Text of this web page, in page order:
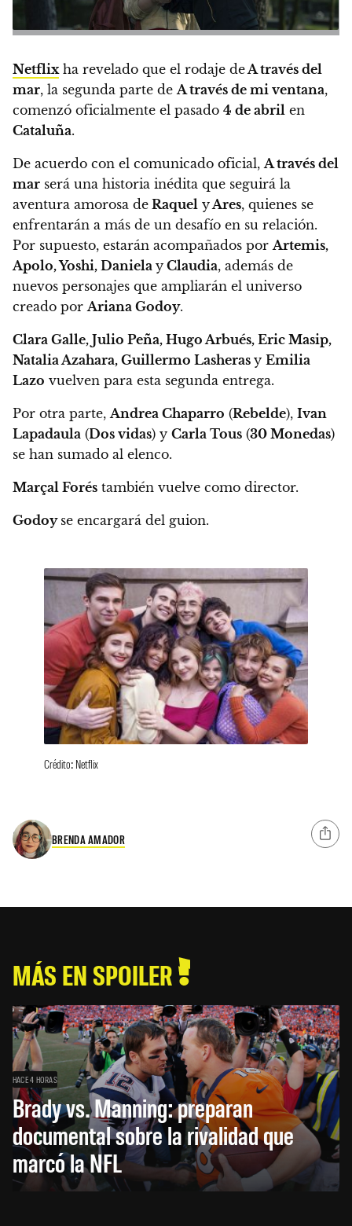
Netflix ha revelado que el rodaje de A través del
mar, la segunda parte de A través de mi ventana,
comenzó oficialmente el pasado 4 de abril en
Cataluña.
De acuerdo con el comunicado oficial, A través del
mar será una historia inédita que seguirá la
aventura amorosa de Raquel y Ares, quienes se
enfrentarán a más de un desafío en su relación.
Por supuesto, estarán acompañados por Artemis,
Apolo, Yoshi, Daniela y Claudia, además de
nuevos personajes que ampliarán el universo
creado por Ariana Godoy.
Clara Galle, Julio Peña, Hugo Arbués, Eric Masip,
Natalia Azahara, Guillermo Lasheras y Emilia
Lazo vuelven para esta segunda entrega.
Por otra parte, Andrea Chaparro (Rebelde), Ivan
Lapadaula (Dos vidas) y Carla Tous (30 Monedas)
se han sumado al elenco.
Marçal Forés también vuelve como director.
Godoy se encargará del guion.
Crédito: Netflix
BRENDA AMADOR
MÁS EN SPOILER
HACE 4 HORAS
Brady vs. Manning: preparan
documental sobre la rivalidad que
marcó la NFL